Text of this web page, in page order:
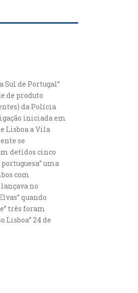
de Portugal”
de produto
da Polícia
iniciada em
Lisboa a Vila
se
detidos cinco
uma
com
no
quando
três foram
24 de